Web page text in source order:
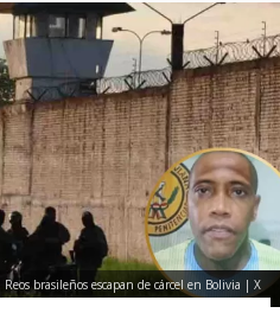
Reos brasileños escapan de cárcel en Bolivia | X